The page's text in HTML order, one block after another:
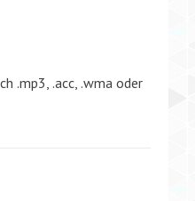
.mp3, .acc, .wma oder